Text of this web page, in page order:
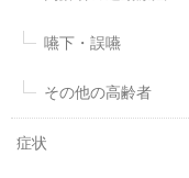
嚥下・誤嚥
その他の高齢者
症状